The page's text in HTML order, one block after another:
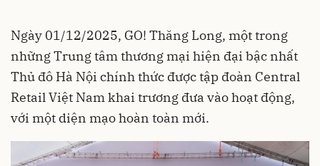
Ngày 01/12/2025, GO! Thăng Long, một trong
những Trung tâm thương mại hiện đại bậc nhất
Thủ đô Hà Nội chính thức được tập đoàn Central
Retail Việt Nam khai trương đưa vào hoạt động,
với một diện mạo hoàn toàn mới.